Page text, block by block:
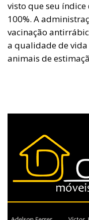
visto que seu
100%. A
vacinação
a qualidade de vida
animais de